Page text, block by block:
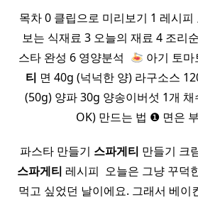
목차 0 클립으로 미리보기 1 레시
보는 식재료 3 오늘의 재료 4 조리
스타 완성 6 영양분석 ​
아기 토
티 면 40g (넉넉한 양) 라구소스
(50g) 양파 30g 양송이버섯 1개
OK) 만드는 법 ❶ 면은
파스타 만들기 스파게티 만들기 크
스파게티 레시피 ​ 오늘은 그냥 꾸덕
먹고 싶었던 날이에요. 그래서 베이